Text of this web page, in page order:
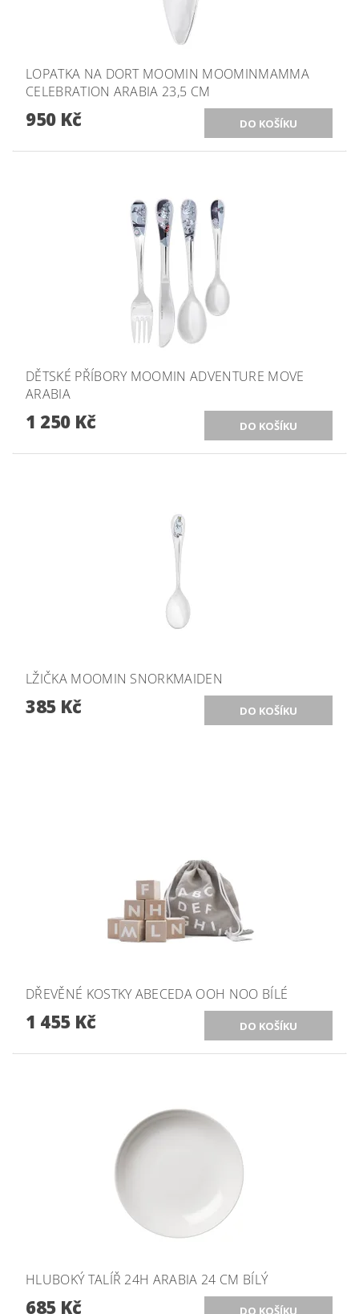
LOPATKA NA DORT MOOMIN MOOMINMAMMA
CELEBRATION ARABIA 23,5 CM
950 Kč
DĚTSKÉ PŘÍBORY MOOMIN ADVENTURE MOVE
ARABIA
1 250 Kč
LŽIČKA MOOMIN SNORKMAIDEN
385 Kč
DŘEVĚNÉ KOSTKY ABECEDA OOH NOO BÍLÉ
1 455 Kč
HLUBOKÝ TALÍŘ 24H ARABIA 24 CM BÍLÝ
685 Kč